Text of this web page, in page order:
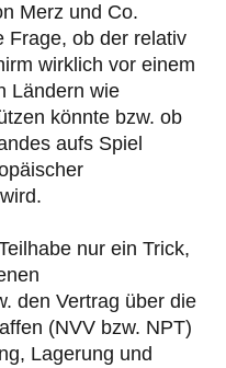
Merz und Co.
Frage, ob der relativ
wirklich vor einem
Ländern wie
könnte bzw. ob
aufs Spiel
nur ein Trick,
den Vertrag über die
(NVV bzw. NPT)
Lagerung und